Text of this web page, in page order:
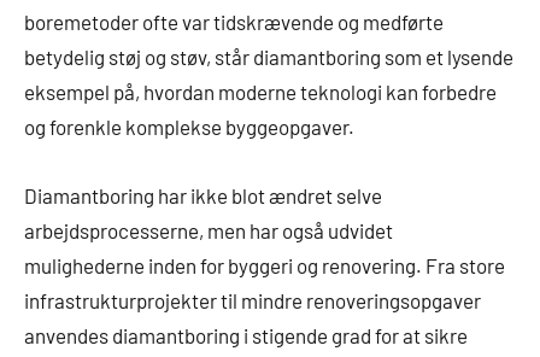
boremetoder ofte var tidskrævende og medførte
betydelig støj og støv, står diamantboring som et lysende
eksempel på, hvordan moderne teknologi kan forbedre
og forenkle komplekse byggeopgaver.
Diamantboring har ikke blot ændret selve
arbejdsprocesserne, men har også udvidet
mulighederne inden for byggeri og renovering. Fra store
infrastrukturprojekter til mindre renoveringsopgaver
anvendes diamantboring i stigende grad for at sikre